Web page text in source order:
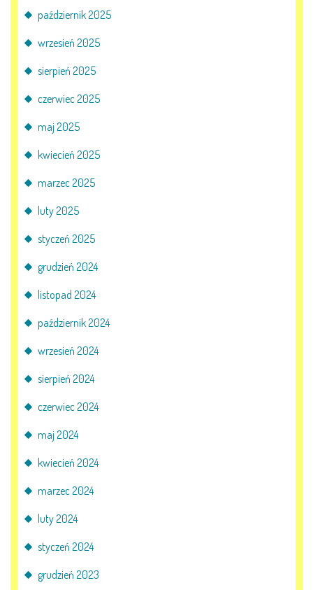
październik 2025
wrzesień 2025
sierpień 2025
czerwiec 2025
maj 2025
kwiecień 2025
marzec 2025
luty 2025
styczeń 2025
grudzień 2024
listopad 2024
październik 2024
wrzesień 2024
sierpień 2024
czerwiec 2024
maj 2024
kwiecień 2024
marzec 2024
luty 2024
styczeń 2024
grudzień 2023